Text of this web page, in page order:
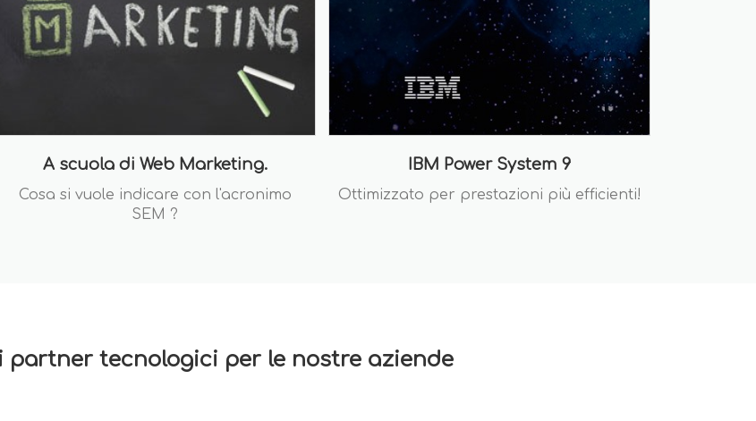
A scuola di Web Marketing.
Cosa si vuole indicare con l'acronimo
SEM ?
IBM Power System 9
Ottimizzato per prestazioni più efficienti!
partner tecnologici per le nostre aziende